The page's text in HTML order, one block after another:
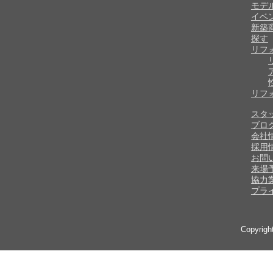
モデ
イベ
新築
探す
リフ
リフ
スタ
ブロ
会社
採用
お問
来場
協力
プラ